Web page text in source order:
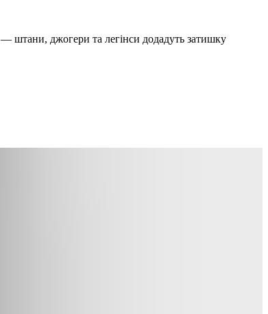
штани, джогери та легінси додадуть затишку